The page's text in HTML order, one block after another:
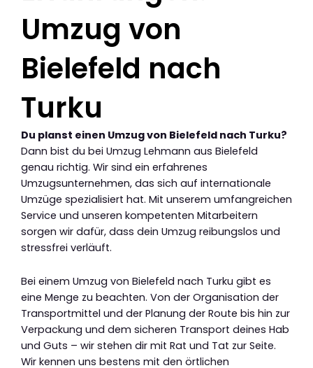
Umzug von
Bielefeld nach
Turku
Du planst einen Umzug von Bielefeld nach Turku?
Dann bist du bei Umzug Lehmann aus Bielefeld
genau richtig. Wir sind ein erfahrenes
Umzugsunternehmen, das sich auf internationale
Umzüge spezialisiert hat. Mit unserem umfangreichen
Service und unseren kompetenten Mitarbeitern
sorgen wir dafür, dass dein Umzug reibungslos und
stressfrei verläuft.
Bei einem Umzug von Bielefeld nach Turku gibt es
eine Menge zu beachten. Von der Organisation der
Transportmittel und der Planung der Route bis hin zur
Verpackung und dem sicheren Transport deines Hab
und Guts – wir stehen dir mit Rat und Tat zur Seite.
Wir kennen uns bestens mit den örtlichen